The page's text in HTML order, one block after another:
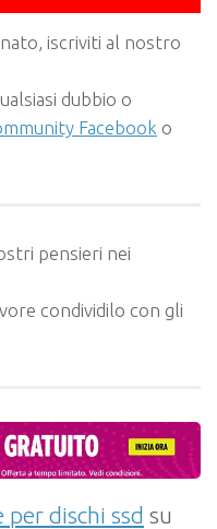
iscriviti al nostro
dubbio o
Facebook o
pensieri nei
condividilo con gli
dischi ssd su